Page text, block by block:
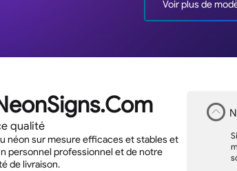
Voir plus de
néon sur mesure efficaces et stables et
personnel professionnel et de notre
de livraison.
qualité